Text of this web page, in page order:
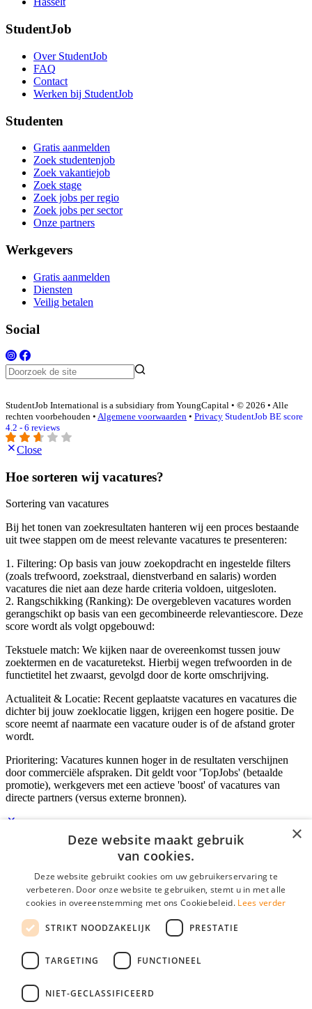
StudentJob
Over StudentJob
FAQ
Contact
Werken bij StudentJob
Studenten
Gratis aanmelden
Zoek studentenjob
Zoek vakantiejob
Zoek stage
Zoek jobs per regio
Zoek jobs per sector
Onze partners
Werkgevers
Gratis aanmelden
Diensten
Veilig betalen
Social
StudentJob International is a subsidiary from YoungCapital • © 2026 • Alle
rechten voorbehouden • Algemene voorwaarden • Privacy StudentJob BE score
4.2 - 6 reviews
Close
Hoe sorteren wij vacatures?
Sortering van vacatures
Bij het tonen van zoekresultaten hanteren wij een proces bestaande
uit twee stappen om de meest relevante vacatures te presenteren:
1. Filtering: Op basis van jouw zoekopdracht en ingestelde filters
(zoals trefwoord, zoekstraal, dienstverband en salaris) worden
vacatures die niet aan deze harde criteria voldoen, uitgesloten.
2. Rangschikking (Ranking): De overgebleven vacatures worden
gerangschikt op basis van een gecombineerde relevantiescore. Deze
score wordt als volgt opgebouwd:
Tekstuele match: We kijken naar de overeenkomst tussen jouw
zoektermen en de vacaturetekst. Hierbij wegen trefwoorden in de
functietitel het zwaarst, gevolgd door de korte omschrijving.
Actualiteit & Locatie: Recent geplaatste vacatures en vacatures die
dichter bij jouw zoeklocatie liggen, krijgen een hogere positie. De
score neemt af naarmate een vacature ouder is of de afstand groter
wordt.
Prioritering: Vacatures kunnen hoger in de resultaten verschijnen
door commerciële afspraken. Dit geldt voor 'TopJobs' (betaalde
promotie), werkgevers met een actieve 'boost' of vacatures van
directe partners (versus externe bronnen).
E-mail*
Wachtwoord
login gegevens onthouden
login
Bedrijf aanmelden
×
Deze website maakt gebruik
van cookies.
Deze website gebruikt cookies om uw gebruikerservaring te
verbeteren. Door onze website te gebruiken, stemt u in met alle
cookies in overeenstemming met ons Cookiebeleid. Lees verder
STRIKT NOODZAKELIJK PRESTATIE
TARGETING FUNCTIONEEL
NIET-GECLASSIFICEERD